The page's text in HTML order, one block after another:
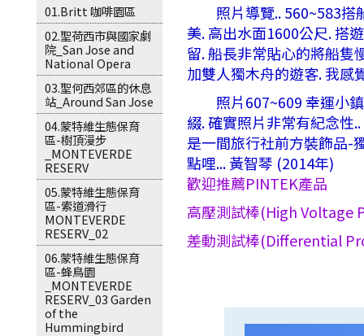
01.Britt 咖啡園區
02.聖荷西市與國家劇
院_San Jose and
National Opera
03.聖何西郊區的休息
站_Around San Jose
04.蒙特維生態保育
區-樹頂漫步
_MONTEVERDE
RESERV
05.蒙特維生態保育
區-索道滑行
MONTEVERDE
RESERV_02
06.蒙特維生態保育
區-蜂鳥園
_MONTEVERDE
RESERV_03 Garden
of the
Hummingbird
照片導覽.. 560~583搭
美. 高出水面1600公尺. 搭
留. 船長非常貼心的將船隻
加雙人獨木舟的遊客. 我感
照片607~609 幸運小鎮
綴. 確實照片非常有紀念性
是一間旅行社前方裝飾品-
點哩... 黃智琴 (2014年)
歡迎推薦PINTEK產品
高壓測試棒(High Voltage
差動測試棒(Differential